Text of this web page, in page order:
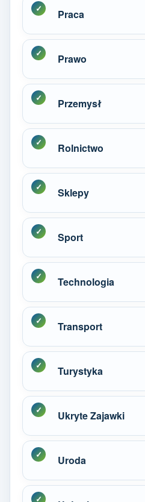
Praca
Prawo
Przemysł
Rolnictwo
Sklepy
Sport
Technologia
Transport
Turystyka
Ukryte Zajawki
Uroda